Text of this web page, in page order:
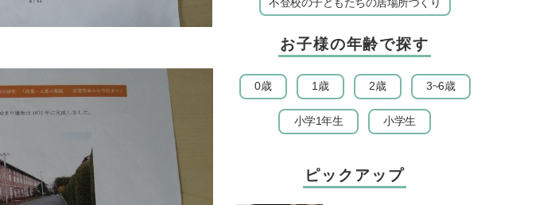
お子様の年齢で探す
0歳 1歳 2歳 3~6歳
小学1年生 小学生
ピックアップ